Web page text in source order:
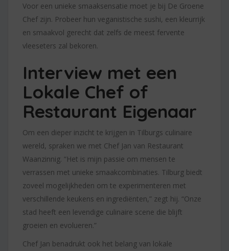
Voor een unieke smaaksensatie moet je bij De Groene
Chef zijn. Probeer hun veganistische sushi, een kleurrijk
en smaakvol gerecht dat zelfs de meest fervente
vleeseters zal bekoren.
Interview met een
Lokale Chef of
Restaurant Eigenaar
Om een dieper inzicht te krijgen in Tilburgs culinaire
wereld, spraken we met Chef Jan van Restaurant
Waanzinnig. “Het is mijn passie om mensen te
verrassen met unieke smaakcombinaties. Tilburg biedt
zoveel mogelijkheden om te experimenteren met
verschillende keukens en ingrediënten,” zegt hij. “Onze
stad heeft een levendige culinaire scene die blijft
groeien en evolueren.”
Chef Jan benadrukt ook het belang van lokale